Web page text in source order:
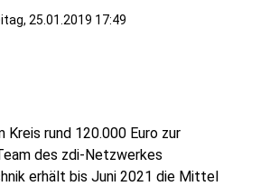
25.01.2019 17:49
Kreis rund 120.000 Euro zur
des zdi-Netzwerkes
erhält bis Juni 2021 die Mittel